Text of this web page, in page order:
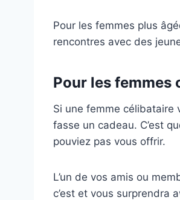
Pour les femmes plus
rencontres avec des
Pour les femmes
Si une femme célibataire
fasse un cadeau. C’est
pouviez pas vous offrir.
L’un de vos amis ou
c’est et vous surprendra